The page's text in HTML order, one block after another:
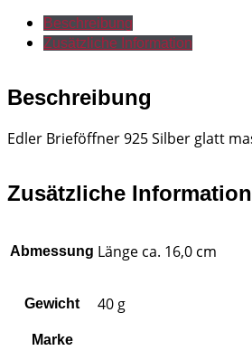
Beschreibung
Zusätzliche Information
Beschreibung
Edler Brieföffner 925 Silber glatt
Zusätzliche Information
Abmessung Länge ca. 16,0 cm
Gewicht 40 g
Marke